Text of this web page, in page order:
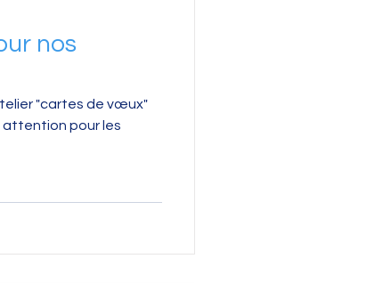
nos
"cartes de vœux"
attention pour les